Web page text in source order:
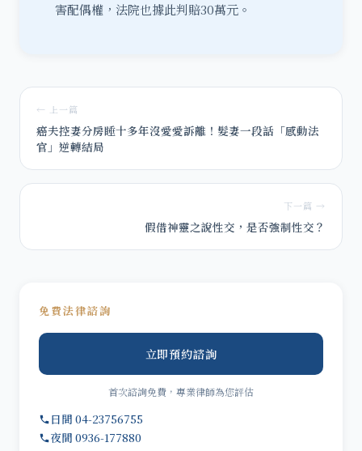
害配偶權，法院也據此判賠30萬元。
← 上一篇
癌夫控妻分房睡十多年沒愛愛訴離！髮妻一段話「感動法
官」逆轉結局
下一篇 →
假借神靈之說性交，是否強制性交？
免費法律諮詢
立即預約諮詢
首次諮詢免費，專業律師為您評估
日間 04-23756755
夜間 0936-177880